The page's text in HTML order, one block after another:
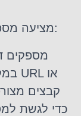
יצירת קוד QR עבור PDF מציעה מספר יתרונות:
קבצים